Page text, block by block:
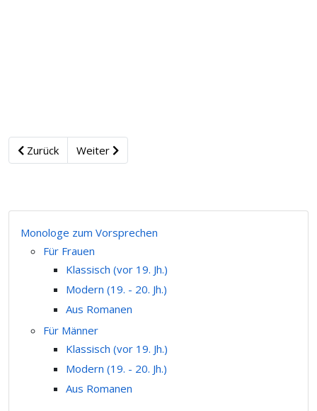
Zurück Weiter
Monologe zum Vorsprechen
Für Frauen
Klassisch (vor 19. Jh.)
Modern (19. - 20. Jh.)
Aus Romanen
Für Männer
Klassisch (vor 19. Jh.)
Modern (19. - 20. Jh.)
Aus Romanen